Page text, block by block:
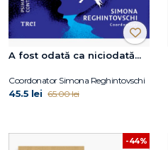
A fost odată ca niciodată...
Coordonator Simona Reghintovschi
45.5 lei 65.00 lei
-44%